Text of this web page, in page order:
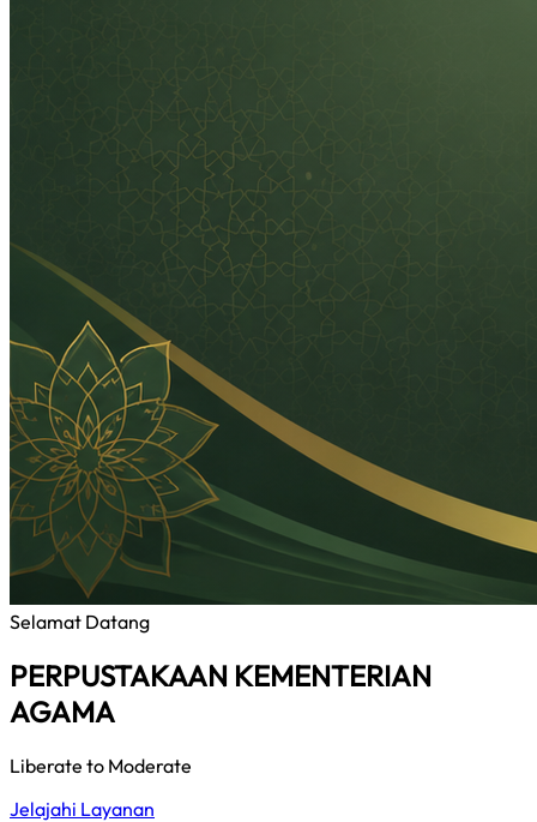
Selamat Datang
PERPUSTAKAAN KEMENTERIAN
AGAMA
Liberate to Moderate
Jelajahi Layanan